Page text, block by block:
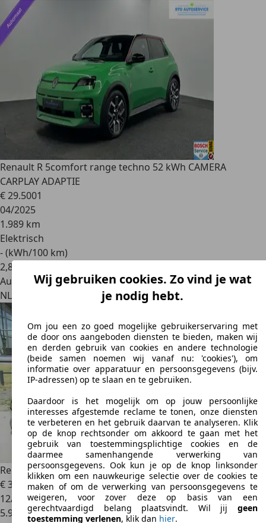
Renault R 5comfort range techno 52 kWh CAMERA
CARPLAY ADAPTIE
€ 29.5001
04/2025
1.989 km
Elektrisch
- (kWh/100 km)
2,8
Autobedrijf
NL 7876 AW
Valthermond
Renault R 5comfort range techno 150PK 52 kWh
€ 30.950
12/2025
5.936 km
Wij gebruiken cookies. Zo vind je wat
je nodig hebt.
Om jou een zo goed mogelijke gebruikerservaring met
de door ons aangeboden diensten te bieden, maken wij
en derden gebruik van cookies en andere technologie
(beide samen noemen wij vanaf nu: 'cookies'), om
informatie over apparatuur en persoonsgegevens (bijv.
IP-adressen) op te slaan en te gebruiken.
Daardoor is het mogelijk om op jouw persoonlijke
interesses afgestemde reclame te tonen, onze diensten
te verbeteren en het gebruik daarvan te analyseren. Klik
op de knop rechtsonder om akkoord te gaan met het
gebruik van toestemmingsplichtige cookies en de
daarmee samenhangende verwerking van
persoonsgegevens. Ook kun je op de knop linksonder
klikken om een nauwkeurige selectie over de cookies te
maken of om de verwerking van persoonsgegevens te
weigeren, voor zover deze op basis van een
gerechtvaardigd belang plaatsvindt. Wil jij geen
toestemming verlenen, klik dan hier.